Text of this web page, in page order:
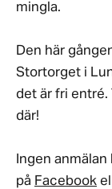
mingla.
Den här
Stortorget i
det är fri entré.
där!
Ingen
på Facebook